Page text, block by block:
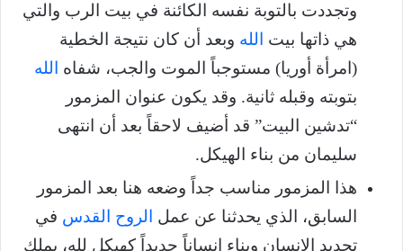
وتجددت بالتوبة نفسه الكائنة في بيت الرب والتي
هي ذاتها بيت
الله وبعد أن كان نتيجة الخطية
(امرأة أوريا) مستوجباً الموت والجب، شفاه
الله
بتوبته وقبله ثانية. وقد يكون عنوان المزمور
“تدشين البيت” قد أضيف لاحقاً بعد أن انتهى
سليمان من بناء الهيكل.
هذا المزمور مناسب جداً وضعه هنا بعد المزمور
السابق، الذي يحدثنا عن عمل
الروح القدس في
تجديد الإنسان وبناء إنساناً جديداً كهيكل لله، يملك